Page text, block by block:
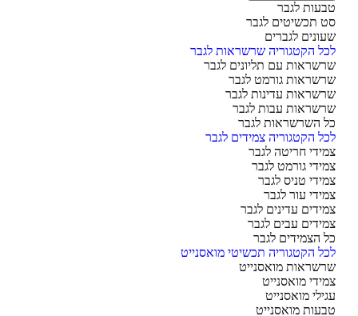
לגבר
תכשיטים לגבר
לגברים
הקטגוריה שרשראות לגבר
עם תליונים לגבר
גורמט לגבר
עדינות לגבר
עבות לגבר
השרשראות לגבר
הקטגוריה צמידים לגבר
חריטה לגבר
גורמט לגבר
טניס לגבר
עור לגבר
עדינים לגבר
עבים לגבר
הצמידים לגבר
הקטגוריה תכשיטי מואסנייט
מואסנייט
מואסנייט
מואסנייט
מואסנייט